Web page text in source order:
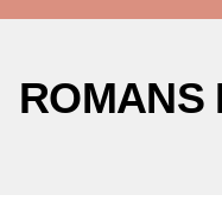
ROMANS